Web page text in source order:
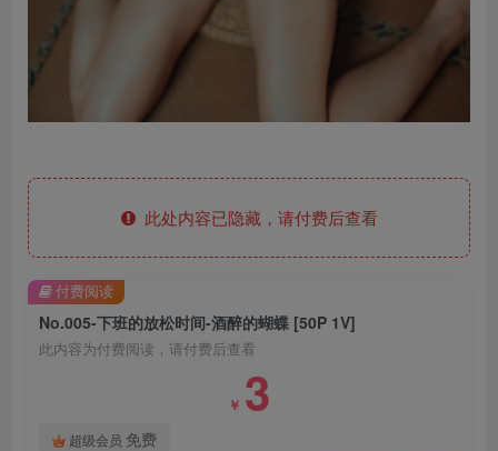
此处内容已隐藏，请付费后查看
No.005-下班的放松时间-酒醉的蝴蝶 [50P 1V]
此内容为付费阅读，请付费后查看
￥ 3
超级会员 免费
付费阅读